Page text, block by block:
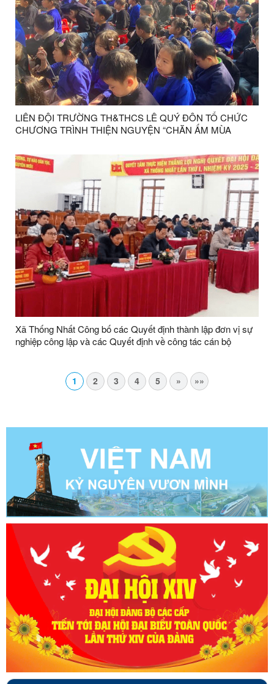
LIÊN ĐỘI TRƯỜNG TH&THCS LÊ QUÝ ĐÔN TỔ CHỨC
CHƯƠNG TRÌNH THIỆN NGUYỆN “CHĂN ẤM MÙA
Xã Thống Nhất Công bố các Quyết định thành lập đơn vị sự
nghiệp công lập và các Quyết định về công tác cán bộ
1 2 3 4 5 » »»